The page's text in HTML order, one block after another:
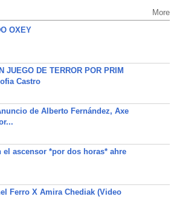
More
OXEY
JUEGO DE TERROR POR PRIM
Castro
de Alberto Fernández, Axe
el ascensor *por dos horas* ahre
Ferro X Amira Chediak (Video